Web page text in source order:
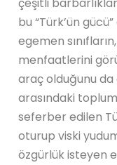
bu “Türk’ün
egemen
menfaatlerini
araç olduğunu da
arasındaki
seferber edilen
oturup viski
özgürlük isteyen